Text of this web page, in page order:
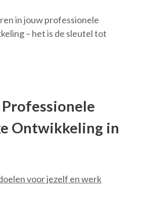
in jouw professionele
– het is de sleutel tot
Ontwikkeling in
voor jezelf en werk